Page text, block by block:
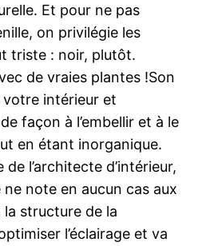
Et pour ne pas
on privilégie les
triste : noir, plutôt.
de vraies plantes !Son
intérieur et
façon à l’embellir et à le
en étant inorganique.
l’architecte d’intérieur,
note en aucun cas aux
structure de la
l’éclairage et va